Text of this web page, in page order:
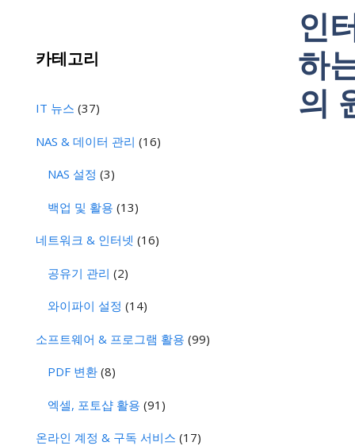
인
하
의
카테고리
IT 뉴스 (37)
NAS & 데이터 관리 (16)
NAS 설정 (3)
백업 및 활용 (13)
네트워크 & 인터넷 (16)
공유기 관리 (2)
와이파이 설정 (14)
소프트웨어 & 프로그램 활용 (99)
PDF 변환 (8)
엑셀, 포토샵 활용 (91)
온라인 계정 & 구독 서비스 (17)